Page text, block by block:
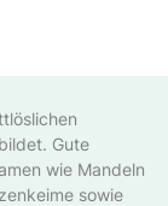
Gute
wie Mandeln
sowie